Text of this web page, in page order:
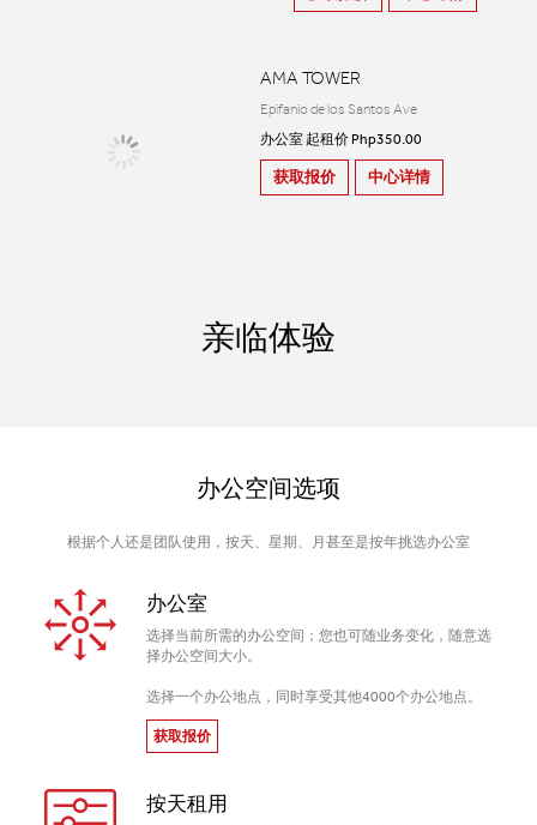
AMA TOWER
Epifanio de los Santos Ave
办公室 起租价 Php350.00
获取报价 中心详情
亲临体验
办公空间选项
根据个人还是团队使用，按天、星期、月甚至是按年挑选办公室
办公室
选择当前所需的办公空间；您也可随业务变化，随意选
择办公空间大小。
选择一个办公地点，同时享受其他4000个办公地点。
获取报价
按天租用